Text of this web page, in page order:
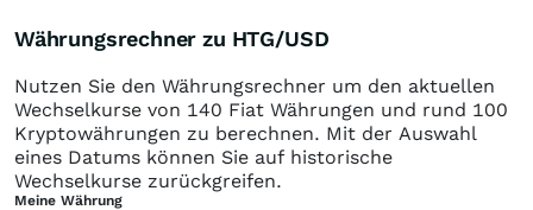
Währungsrechner zu HTG/USD
Nutzen Sie den Währungsrechner um den aktuellen
Wechselkurse von 140 Fiat Währungen und rund 100
Kryptowährungen zu berechnen. Mit der Auswahl
eines Datums können Sie auf historische
Wechselkurse zurückgreifen.
Meine Währung